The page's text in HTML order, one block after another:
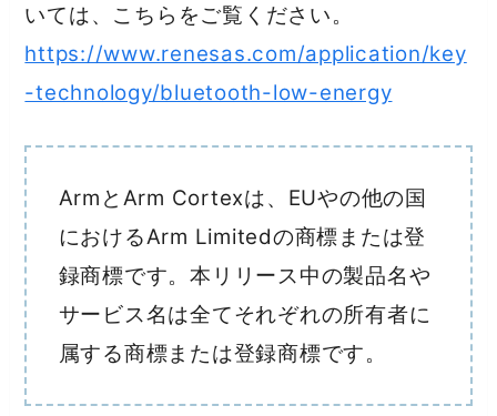
いては、こちらをご覧ください。
https://www.renesas.com/application/key
-technology/bluetooth-low-energy
ArmとArm Cortexは、EUやの他の国
におけるArm Limitedの商標または登
録商標です。本リリース中の製品名や
サービス名は全てそれぞれの所有者に
属する商標または登録商標です。